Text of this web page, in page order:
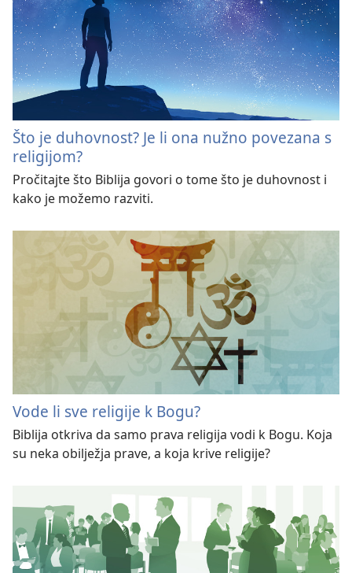
Što je duhovnost? Je li ona nužno povezana s
religijom?
Pročitajte što Biblija govori o tome što je duhovnost i
kako je možemo razviti.
Vode li sve religije k Bogu?
Biblija otkriva da samo prava religija vodi k Bogu. Koja
su neka obilježja prave, a koja krive religije?